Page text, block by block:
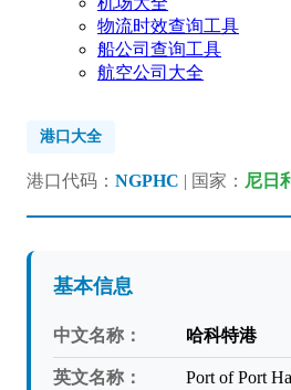
物流时效查询工具
船公司查询工具
航空公司大全
港口大全
港口代码： NGPHC | 国家： 尼日
基本信息
中文名称： 哈科特港
英文名称： Port of Port